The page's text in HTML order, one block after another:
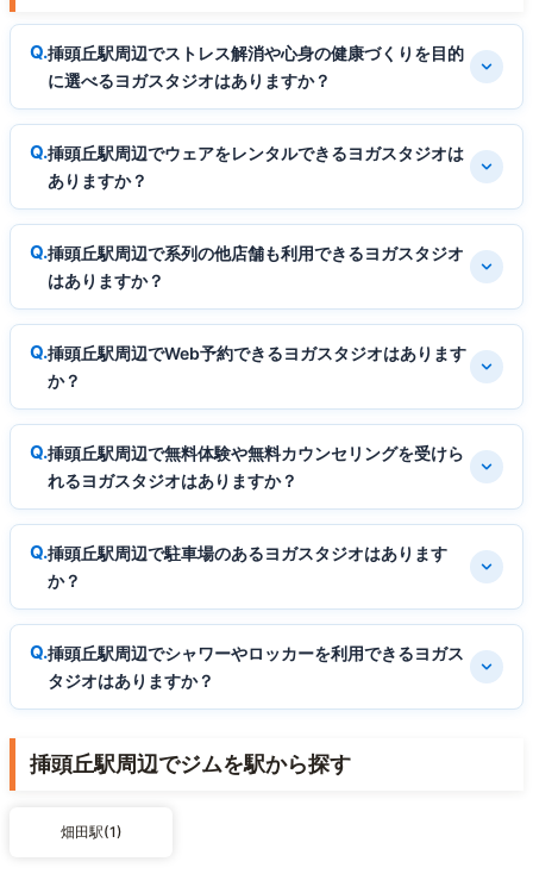
挿頭丘駅周辺でストレス解消や心身の健康づくりを目的
に選べるヨガスタジオはありますか？
挿頭丘駅周辺でウェアをレンタルできるヨガスタジオは
ありますか？
挿頭丘駅周辺で系列の他店舗も利用できるヨガスタジオ
はありますか？
挿頭丘駅周辺でWeb予約できるヨガスタジオはあります
か？
挿頭丘駅周辺で無料体験や無料カウンセリングを受けら
れるヨガスタジオはありますか？
挿頭丘駅周辺で駐車場のあるヨガスタジオはあります
か？
挿頭丘駅周辺でシャワーやロッカーを利用できるヨガス
タジオはありますか？
挿頭丘駅周辺でジムを駅から探す
畑田駅(1)